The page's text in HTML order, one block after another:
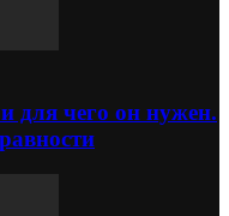
для чего он нужен.